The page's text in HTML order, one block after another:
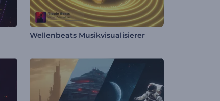
Wellenbeats Musikvisualisierer